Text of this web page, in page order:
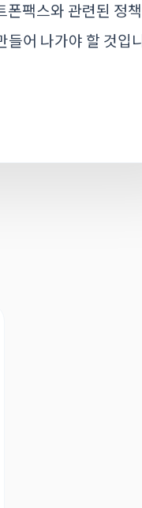
폰팩스와 관련된 정책
어 나가야 할 것입니